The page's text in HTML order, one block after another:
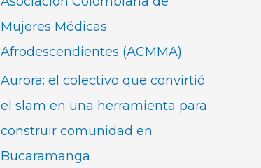
Mujeres Médicas
Afrodescendientes (ACMMA)
Aurora: el colectivo que convirtió
el slam en una herramienta para
construir comunidad en
Bucaramanga